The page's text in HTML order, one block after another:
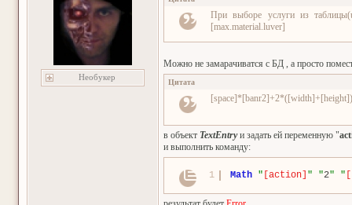
Необукер
При выборе услуги из
[max.material.luver]
Можно не замарачиватся с БД , а просто
Цитата
в объект TextEntryи задать ей переменную "
и выполнить команду:
1 Math " [action] " "2" "